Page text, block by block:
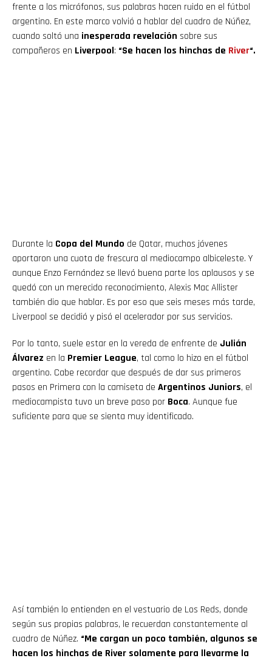
frente a los micrófonos, sus palabras hacen ruido en el fútbol
argentino. En este marco volvió a hablar del cuadro de Núñez,
cuando soltó una inesperada revelación sobre sus
compañeros en Liverpool: “Se hacen los hinchas de River“.
Durante la Copa del Mundo de Qatar, muchos jóvenes
aportaron una cuota de frescura al mediocampo albiceleste. Y
aunque Enzo Fernández se llevó buena parte los aplausos y se
quedó con un merecido reconocimiento, Alexis Mac Allister
también dio que hablar. Es por eso que seis meses más tarde,
Liverpool se decidió y pisó el acelerador por sus servicios.
Por lo tanto, suele estar en la vereda de enfrente de Julián
Álvarez en la Premier League, tal como lo hizo en el fútbol
argentino. Cabe recordar que después de dar sus primeros
pasos en Primera con la camiseta de Argentinos Juniors, el
mediocampista tuvo un breve paso por Boca. Aunque fue
suficiente para que se sienta muy identificado.
Así también lo entienden en el vestuario de Los Reds, donde
según sus propias palabras, le recuerdan constantemente al
cuadro de Núñez. “Me cargan un poco también, algunos se
hacen los hinchas de River solamente para llevarme la